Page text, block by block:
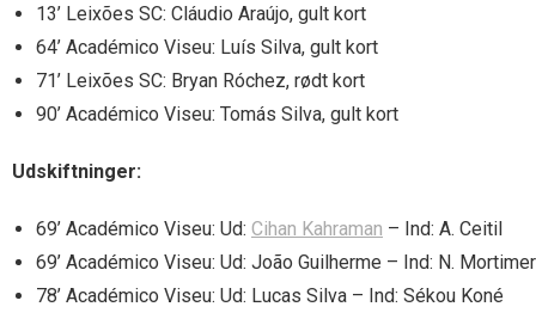
13’ Leixões SC: Cláudio Araújo, gult kort
64’ Académico Viseu: Luís Silva, gult kort
71’ Leixões SC: Bryan Róchez, rødt kort
90’ Académico Viseu: Tomás Silva, gult kort
Udskiftninger:
69’ Académico Viseu: Ud: Cihan Kahraman – Ind: A. Ceitil
69’ Académico Viseu: Ud: João Guilherme – Ind: N. Mortimer
78’ Académico Viseu: Ud: Lucas Silva – Ind: Sékou Koné